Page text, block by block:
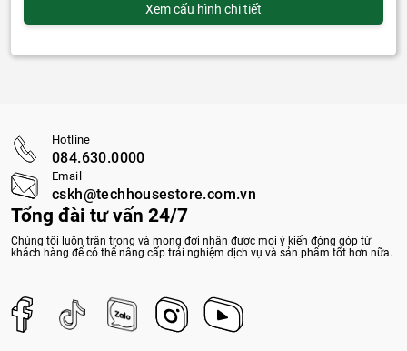
Xem cấu hình chi tiết
Tổng đài tư vấn 24/7
Chúng tôi luôn trân trọng và mong đợi nhận được mọi ý kiến đóng góp từ
khách hàng để có thể nâng cấp trải nghiệm dịch vụ và sản phẩm tốt hơn nữa.
Hotline
084.630.0000
Email
cskh@techhousestore.com.vn